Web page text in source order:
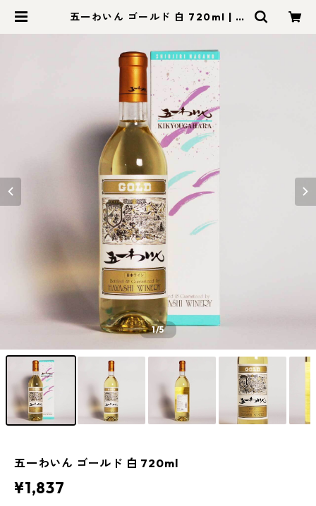
五一わいん ゴールド 白 720ml | モ
1/5
五一わいん ゴールド 白 720ml
¥1,837